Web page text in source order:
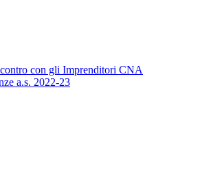
con gli Imprenditori CNA
a.s. 2022-23